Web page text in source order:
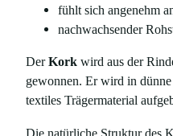
e
4
fühlt sich angenehm
nachwachsender
DerKork wird aus der
gewonnen. Er wird in
textiles Trägermaterial